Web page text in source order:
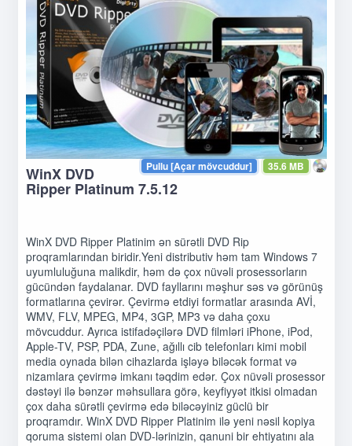
35.6 MB
Pullu [Açar mövcuddur]
WinX DVD
Ripper Platinum 7.5.12
WinX DVD Ripper Platinim ən sürətli DVD Rip
proqramlarından biridir.Yeni distributiv həm tam Windows 7
uyumluluğuna malikdir, həm də çox nüvəli prosessorların
gücündən faydalanar. DVD fayllarını məşhur səs və görünüş
formatlarına çevirər. Çevirmə etdiyi formatlar arasında AVİ,
WMV, FLV, MPEG, MP4, 3GP, MP3 və daha çoxu
mövcuddur. Ayrıca istifadəçilərə DVD filmləri iPhone, iPod,
Apple-TV, PSP, PDA, Zune, ağıllı cib telefonları kimi mobil
media oynada bilən cihazlarda işləyə biləcək format və
nizamlara çevirmə imkanı təqdim edər. Çox nüvəli prosessor
dəstəyi ilə bənzər məhsullara görə, keyfiyyət itkisi olmadan
çox daha sürətli çevirmə edə biləcəyiniz güclü bir
proqramdır. WinX DVD Ripper Platinim ilə yeni nəsil kopiya
qoruma sistemi olan DVD-lərinizin, qanuni bir ehtiyatını ala